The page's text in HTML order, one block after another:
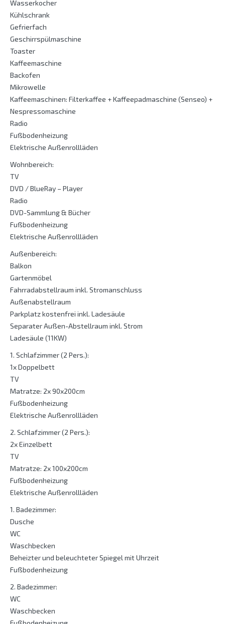
Wasserkocher
Kühlschrank
Gefrierfach
Geschirrspülmaschine
Toaster
Kaffeemaschine
Backofen
Mikrowelle
Kaffeemaschinen: Filterkaffee + Kaffeepadmaschine (Senseo) +
Nespressomaschine
Radio
Fußbodenheizung
Elektrische Außenrollläden
Wohnbereich:
TV
DVD / BlueRay – Player
Radio
DVD-Sammlung & Bücher
Fußbodenheizung
Elektrische Außenrollläden
Außenbereich:
Balkon
Gartenmöbel
Fahrradabstellraum inkl. Stromanschluss
Außenabstellraum
Parkplatz kostenfrei inkl. Ladesäule
Separater Außen-Abstellraum inkl. Strom
Ladesäule (11KW)
1. Schlafzimmer (2 Pers.):
1x Doppelbett
TV
Matratze: 2x 90x200cm
Fußbodenheizung
Elektrische Außenrollläden
2. Schlafzimmer (2 Pers.):
2x Einzelbett
TV
Matratze: 2x 100x200cm
Fußbodenheizung
Elektrische Außenrollläden
1. Badezimmer:
Dusche
WC
Waschbecken
Beheizter und beleuchteter Spiegel mit Uhrzeit
Fußbodenheizung
2. Badezimmer:
WC
Waschbecken